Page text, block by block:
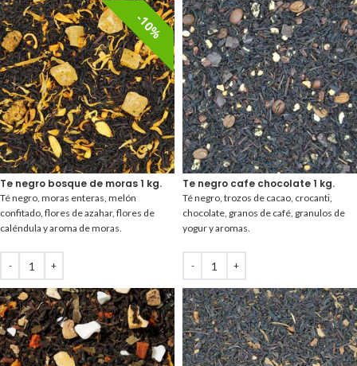
10%
Te negro bosque de moras 1 kg.
Té negro, moras enteras, melón
confitado, flores de azahar, flores de
caléndula y aroma de moras.
Te negro cafe chocolate 1 kg.
Té negro, trozos de cacao, crocanti,
chocolate, granos de café, granulos de
yogur y aromas.